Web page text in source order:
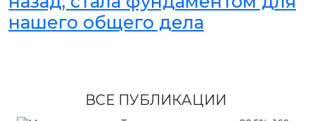
нашего общего дела
ВСЕ ПУБЛИКАЦИИ